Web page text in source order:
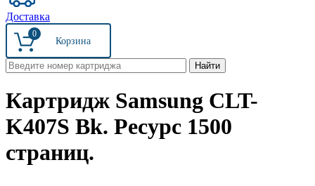
Доставка
0
Картридж Samsung CLT-
K407S Bk. Ресурс 1500
страниц.